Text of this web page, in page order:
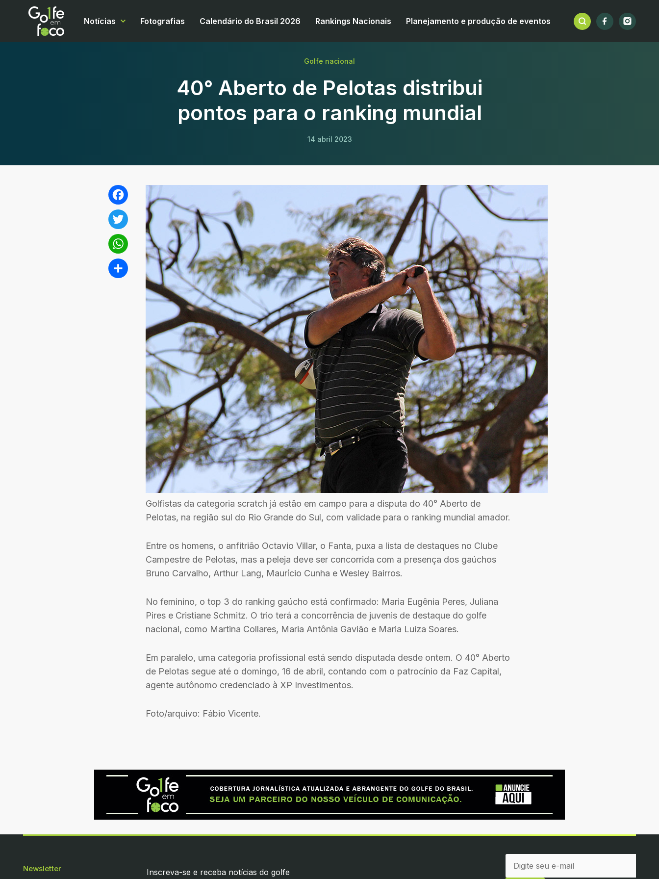
Notícias Fotografias Calendário do Brasil 2026 Rankings Nacionais Planejamento e produção de eventos
Golfe nacional
40° Aberto de Pelotas distribui
pontos para o ranking mundial
14 abril 2023
Golfistas da categoria scratch já estão em campo para a disputa do 40° Aberto de
Pelotas, na região sul do Rio Grande do Sul, com validade para o ranking mundial amador.
Entre os homens, o anfitrião Octavio Villar, o Fanta, puxa a lista de destaques no Clube
Campestre de Pelotas, mas a peleja deve ser concorrida com a presença dos gaúchos
Bruno Carvalho, Arthur Lang, Maurício Cunha e Wesley Bairros.
No feminino, o top 3 do ranking gaúcho está confirmado: Maria Eugênia Peres, Juliana
Pires e Cristiane Schmitz. O trio terá a concorrência de juvenis de destaque do golfe
nacional, como Martina Collares, Maria Antônia Gavião e Maria Luiza Soares.
Em paralelo, uma categoria profissional está sendo disputada desde ontem. O 40° Aberto
de Pelotas segue até o domingo, 16 de abril, contando com o patrocínio da Faz Capital,
agente autônomo credenciado à XP Investimentos.
Foto/arquivo: Fábio Vicente.
Facebook
Twitter
WhatsApp
Compartilhar
Newsletter
Inscreva-se e receba notícias do golfe